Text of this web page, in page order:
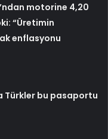
motorine 4,20
“Üretimin
enflasyonu
Türkler bu pasaportu